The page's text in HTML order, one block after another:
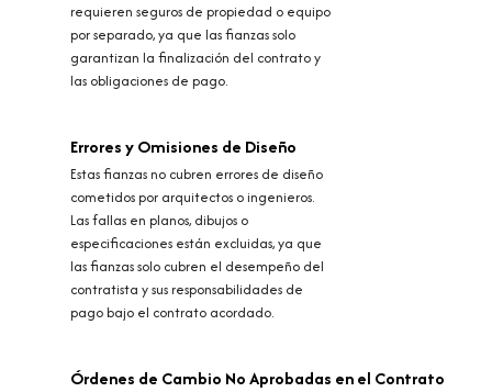
requieren seguros de propiedad o equipo
por separado, ya que las fianzas solo
garantizan la finalización del contrato y
las obligaciones de pago.
Errores y Omisiones de Diseño
Estas fianzas no cubren errores de diseño
cometidos por arquitectos o ingenieros.
Las fallas en planos, dibujos o
especificaciones están excluidas, ya que
las fianzas solo cubren el desempeño del
contratista y sus responsabilidades de
pago bajo el contrato acordado.
Órdenes de Cambio No Aprobadas en el Contrato